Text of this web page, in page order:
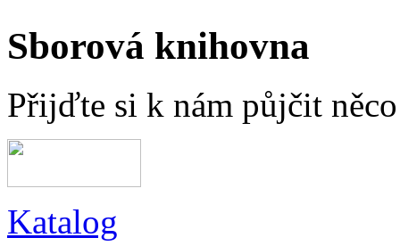
Sborová knihovna
Přijďte si k nám půjčit
Katalog